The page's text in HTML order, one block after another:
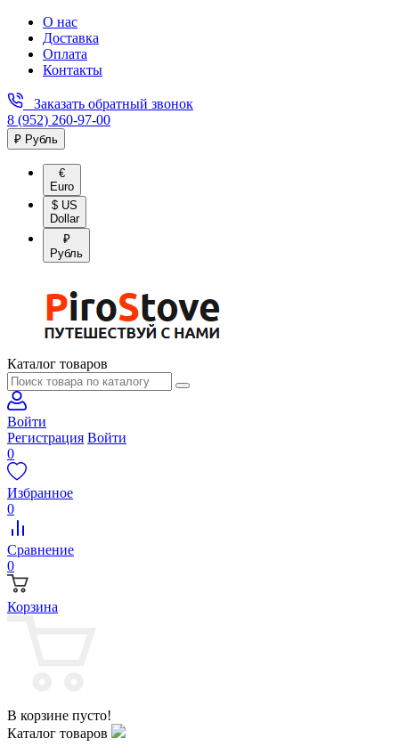
О нас
Доставка
Оплата
Контакты
Заказать обратный звонок
8 (952) 260-97-00
₽ Рубль
€
Euro
$ US
Dollar
₽
Рубль
Каталог товаров
Войти
Регистрация Войти
0
Избранное
0
Сравнение
0
Корзина
В корзине пусто!
Каталог товаров